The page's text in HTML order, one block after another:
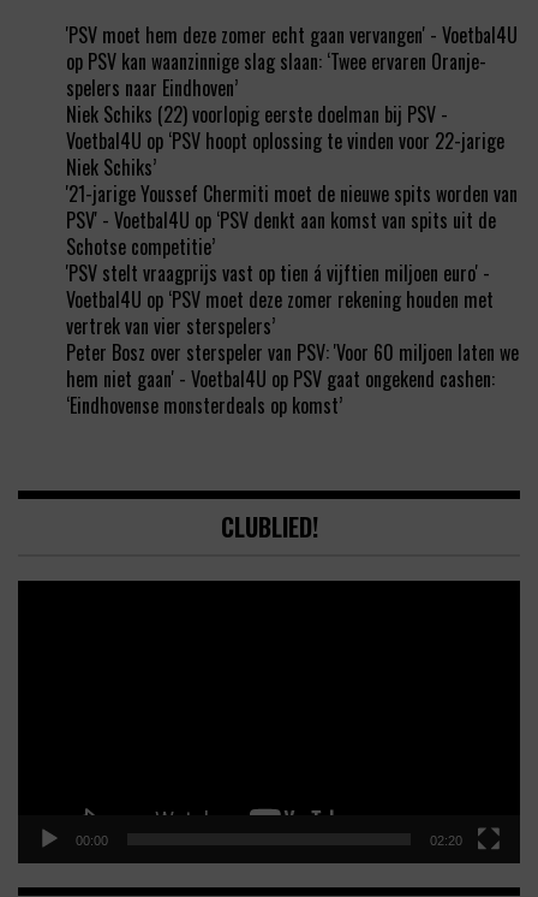
'PSV moet hem deze zomer echt gaan vervangen' - Voetbal4U
op PSV kan waanzinnige slag slaan: ‘Twee ervaren Oranje-
spelers naar Eindhoven’
Niek Schiks (22) voorlopig eerste doelman bij PSV -
Voetbal4U op ‘PSV hoopt oplossing te vinden voor 22-jarige
Niek Schiks’
'21-jarige Youssef Chermiti moet de nieuwe spits worden van
PSV' - Voetbal4U op ‘PSV denkt aan komst van spits uit de
Schotse competitie’
'PSV stelt vraagprijs vast op tien á vijftien miljoen euro' -
Voetbal4U op ‘PSV moet deze zomer rekening houden met
vertrek van vier sterspelers’
Peter Bosz over sterspeler van PSV: 'Voor 60 miljoen laten we
hem niet gaan' - Voetbal4U op PSV gaat ongekend cashen:
‘Eindhovense monsterdeals op komst’
CLUBLIED!
00:00 02:20